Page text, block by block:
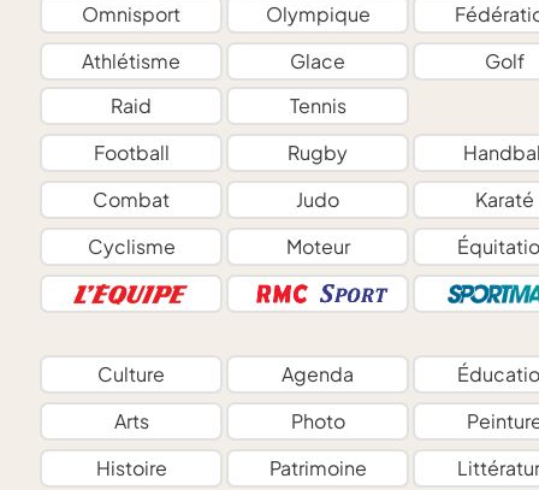
Omnisport Olympique
Athlétisme
Glace
Golf
Raid
Tennis
Football
Rugby
Combat
Judo
Karaté
Cyclisme
Moteur
Culture Agenda
Arts
Photo
Histoire
Patrimoine